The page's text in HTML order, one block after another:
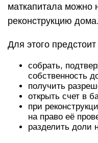
маткапитала можно
реконструкцию дома.
Для этого
собрать,
собственность
получить
открыть счет в
при
на право её
разделить доли